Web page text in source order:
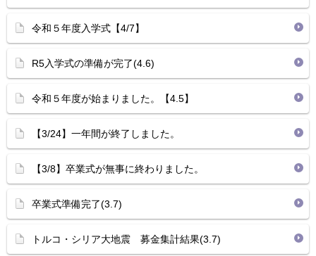
令和５年度入学式【4/7】
R5入学式の準備が完了(4.6)
令和５年度が始まりました。【4.5】
【3/24】一年間が終了しました。
【3/8】卒業式が無事に終わりました。
卒業式準備完了(3.7)
トルコ・シリア大地震 募金集計結果(3.7)